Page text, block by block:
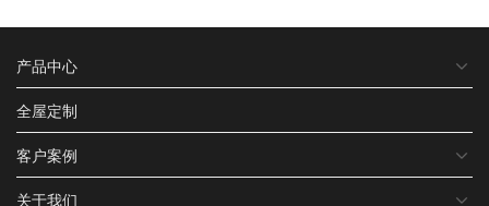
产品中心
全屋定制
客户案例
关于我们